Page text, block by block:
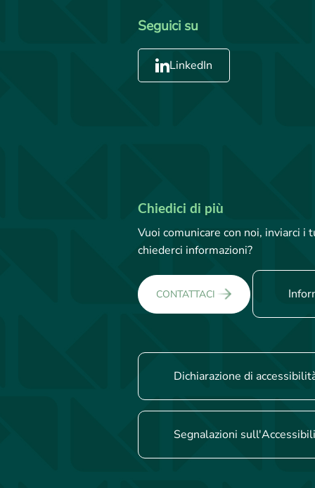
Seguici su
LinkedIn
Chiedici di più
Vuoi comunicare con noi, inviarci
chiederci informazioni?
CONTATTACI
Dichiarazione di
Segnalazioni